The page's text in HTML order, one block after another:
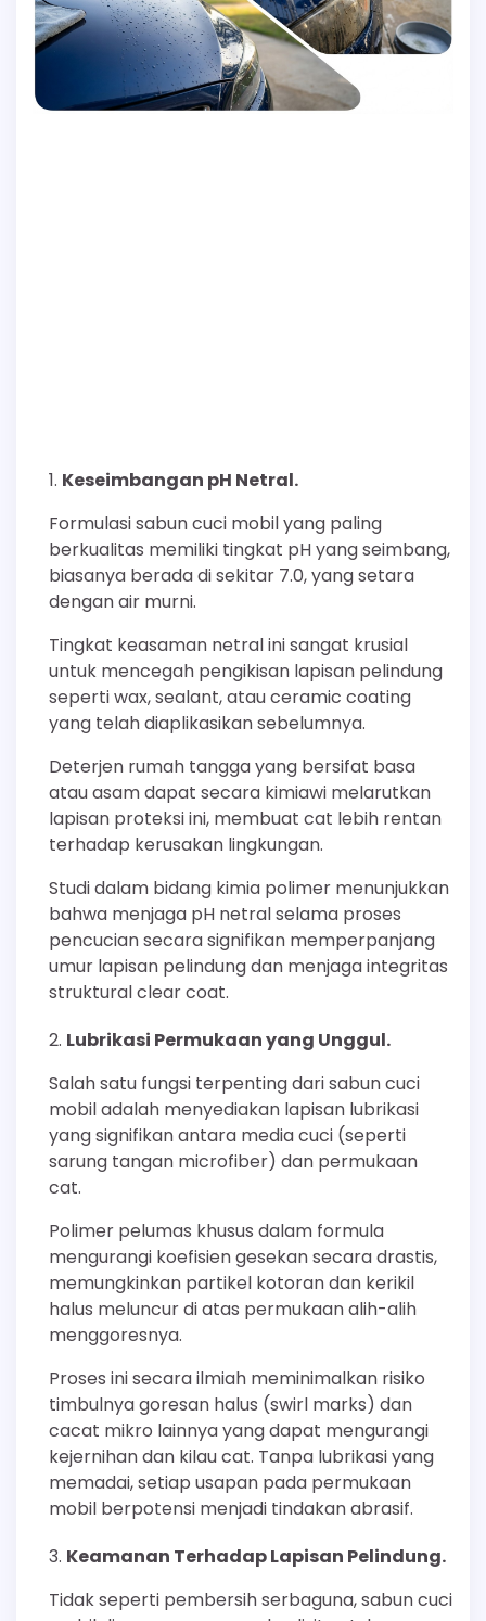
Keseimbangan pH Netral.
Formulasi sabun cuci mobil yang paling
berkualitas memiliki tingkat pH yang seimbang,
biasanya berada di sekitar 7.0, yang setara
dengan air murni.
Tingkat keasaman netral ini sangat krusial
untuk mencegah pengikisan lapisan pelindung
seperti wax, sealant, atau ceramic coating
yang telah diaplikasikan sebelumnya.
Deterjen rumah tangga yang bersifat basa
atau asam dapat secara kimiawi melarutkan
lapisan proteksi ini, membuat cat lebih rentan
terhadap kerusakan lingkungan.
Studi dalam bidang kimia polimer menunjukkan
bahwa menjaga pH netral selama proses
pencucian secara signifikan memperpanjang
umur lapisan pelindung dan menjaga integritas
struktural clear coat.
Lubrikasi Permukaan yang Unggul.
Salah satu fungsi terpenting dari sabun cuci
mobil adalah menyediakan lapisan lubrikasi
yang signifikan antara media cuci (seperti
sarung tangan microfiber) dan permukaan
cat.
Polimer pelumas khusus dalam formula
mengurangi koefisien gesekan secara drastis,
memungkinkan partikel kotoran dan kerikil
halus meluncur di atas permukaan alih-alih
menggoresnya.
Proses ini secara ilmiah meminimalkan risiko
timbulnya goresan halus (swirl marks) dan
cacat mikro lainnya yang dapat mengurangi
kejernihan dan kilau cat. Tanpa lubrikasi yang
memadai, setiap usapan pada permukaan
mobil berpotensi menjadi tindakan abrasif.
Keamanan Terhadap Lapisan Pelindung.
Tidak seperti pembersih serbaguna, sabun cuci